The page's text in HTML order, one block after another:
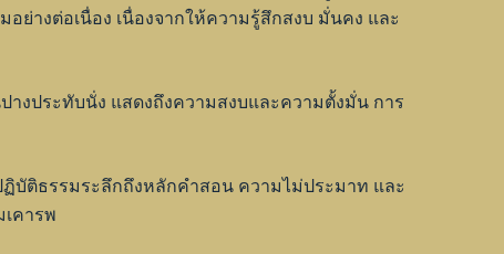
ย่างต่อเนื่อง เนื่องจากให้ความรู้สึกสงบ มั่นคง และ
งประทับนั่ง แสดงถึงความสงบและความตั้งมั่น การ
บัติธรรมระลึกถึงหลักคำสอน ความไม่ประมาท และ
คารพ